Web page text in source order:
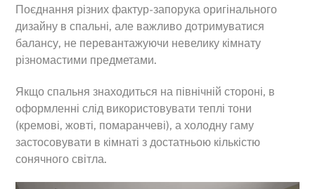
Поєднання різних фактур-запорука оригінального
дизайну в спальні, але важливо дотримуватися
балансу, не перевантажуючи невелику кімнату
різномастими предметами.
Якщо спальня знаходиться на північній стороні, в
оформленні слід використовувати теплі тони
(кремові, жовті, помаранчеві), а холодну гаму
застосовувати в кімнаті з достатньою кількістю
сонячного світла.